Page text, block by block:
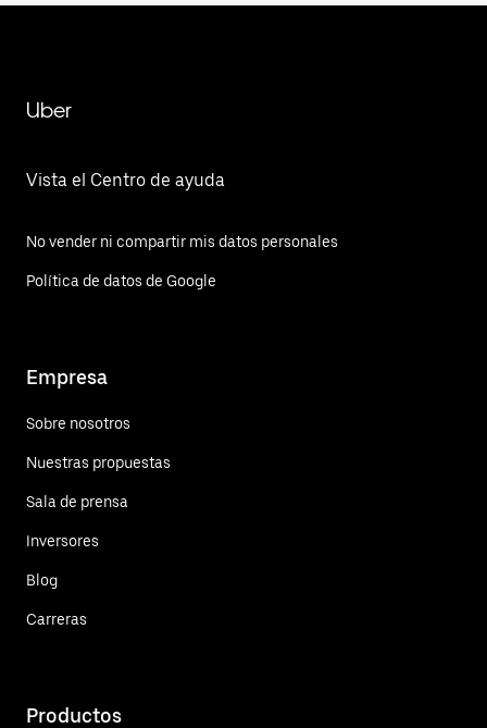
Uber
Vista el Centro de ayuda
No vender ni compartir mis datos personales
Política de datos de Google
Empresa
Sobre nosotros
Nuestras propuestas
Sala de prensa
Inversores
Blog
Carreras
Productos